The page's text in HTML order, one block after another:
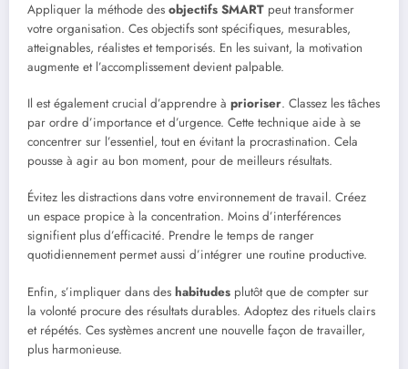
Appliquer la méthode des objectifs SMART peut transformer
votre organisation. Ces objectifs sont spécifiques, mesurables,
atteignables, réalistes et temporisés. En les suivant, la motivation
augmente et l’accomplissement devient palpable.
Il est également crucial d’apprendre à prioriser. Classez les tâches
par ordre d’importance et d’urgence. Cette technique aide à se
concentrer sur l’essentiel, tout en évitant la procrastination. Cela
pousse à agir au bon moment, pour de meilleurs résultats.
Évitez les distractions dans votre environnement de travail. Créez
un espace propice à la concentration. Moins d’interférences
signifient plus d’efficacité. Prendre le temps de ranger
quotidiennement permet aussi d’intégrer une routine productive.
Enfin, s’impliquer dans des habitudes plutôt que de compter sur
la volonté procure des résultats durables. Adoptez des rituels clairs
et répétés. Ces systèmes ancrent une nouvelle façon de travailler,
plus harmonieuse.